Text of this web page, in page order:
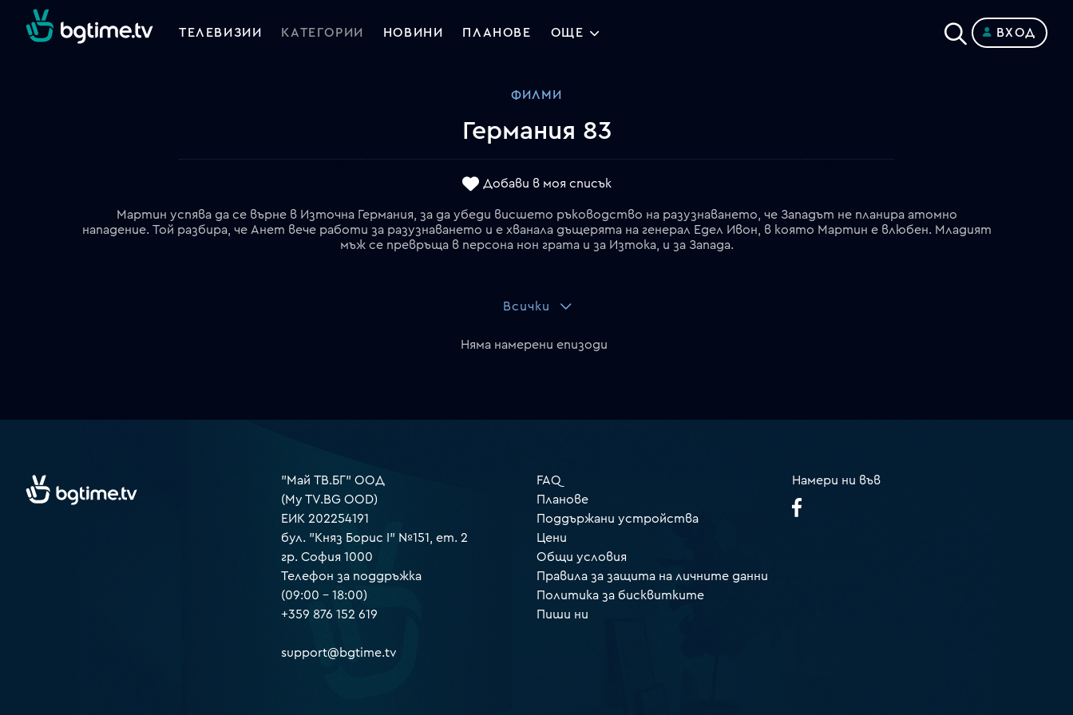
ТЕЛЕВИЗИИ КАТЕГОРИИ НОВИНИ ПЛАНОВЕ ОЩЕ ВХОД
ФИЛМИ
Германия 83
Добави в моя списък
Мартин успява да се върне в Източна Германия, за да убеди висшето ръководство на разузнаването, че Западът не планира атомно
нападение. Той разбира, че Анет вече работи за разузнаването и е хванала дъщерята на генерал Едел Ивон, в която Мартин е влюбен. Младият
мъж се превръща в персона нон грата и за Изтока, и за Запада.
Всички
Няма намерени епизоди
"Май ТВ.БГ" ООД
(My TV.BG OOD)
ЕИК 202254191
бул. "Княз Борис I" №151, ет. 2
гр. София 1000
Телефон за поддръжка
(09:00 – 18:00)
+359 876 152 619
support@bgtime.tv
FAQ
Планове
Поддържани устройства
Цени
Общи условия
Правила за защита на личните данни
Политика за бисквитките
Пиши ни
Намери ни във